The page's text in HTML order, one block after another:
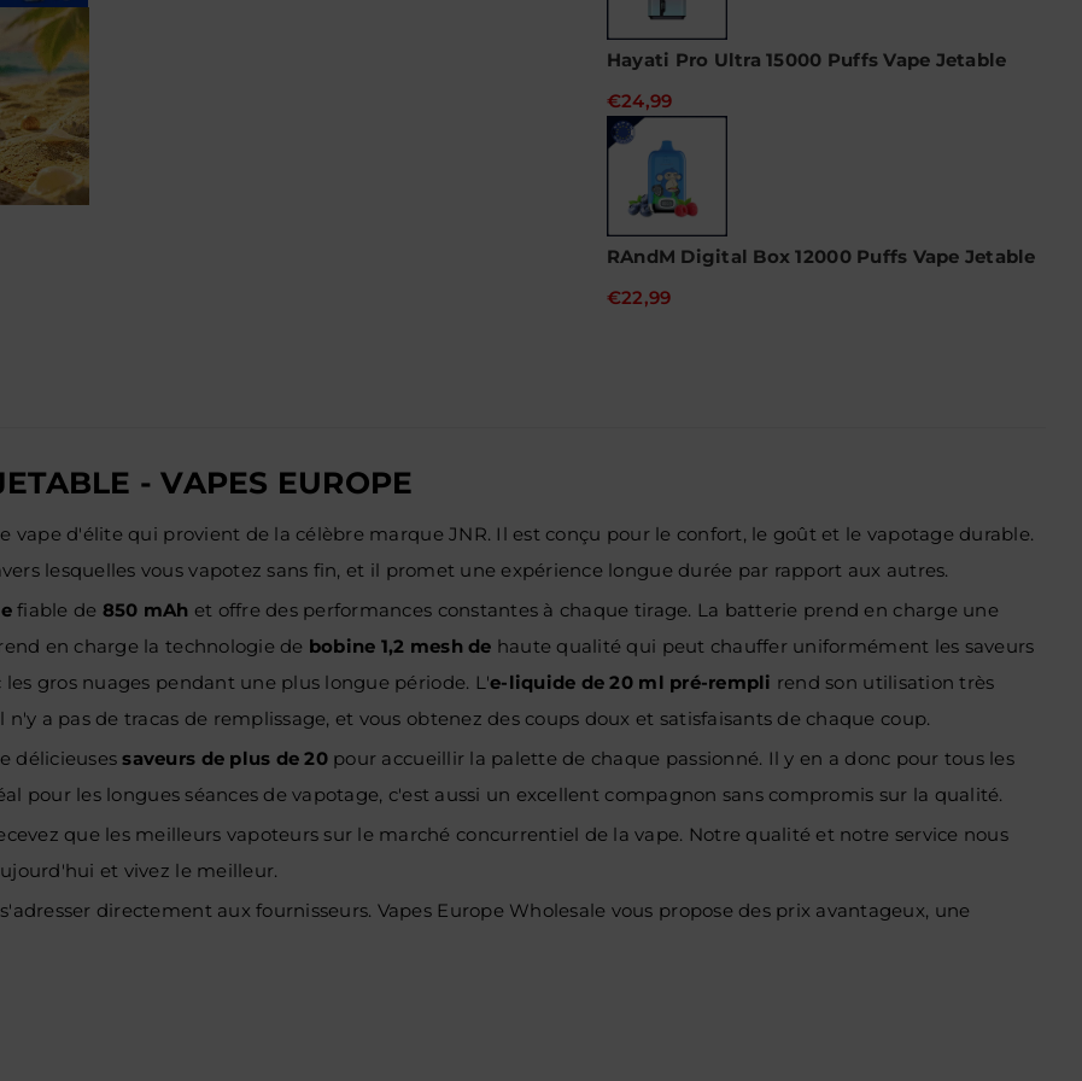
Hayati Pro Ultra 15000 Puffs Vape Jetable
€24,99
RAndM Digital Box 12000 Puffs Vape Jetable
€22,99
- VAPES EUROPE
vape d'élite qui provient de la célèbre marque JNR. Il est conçu pour le confort, le goût et le vapotage durable.
lesquelles vous vapotez sans fin, et il promet une expérience longue durée par rapport aux autres.
fiable de 850 mAh et offre des performances constantes à chaque tirage. La batterie prend en charge une
en charge la technologie de bobine 1,2 mesh de haute qualité qui peut chauffer uniformément les saveurs
gros nuages pendant une plus longue période. L'e-liquide de 20 ml pré-rempli rend son utilisation très
a pas de tracas de remplissage, et vous obtenez des coups doux et satisfaisants de chaque coup.
délicieusessaveurs de plus de 20pour accueillir la palette de chaque passionné. Il y en a donc pour tous les
pour les longues séances de vapotage, c'est aussi un excellent compagnon sans compromis sur la qualité.
que les meilleurs vapoteurs sur le marché concurrentiel de la vape. Notre qualité et notre service nous
et vivez le meilleur.
directement aux fournisseurs. Vapes Europe Wholesale vous propose des prix avantageux, une